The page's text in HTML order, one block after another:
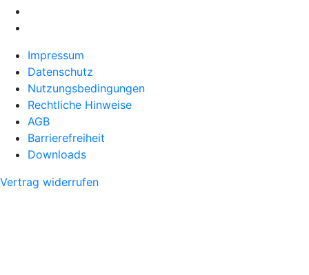
Impressum
Datenschutz
Nutzungsbedingungen
Rechtliche Hinweise
AGB
Barrierefreiheit
Downloads
Vertrag widerrufen